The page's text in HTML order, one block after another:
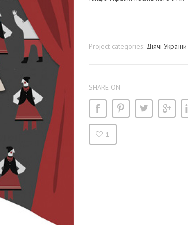
Project categories: Діячі України
SHARE ON
1